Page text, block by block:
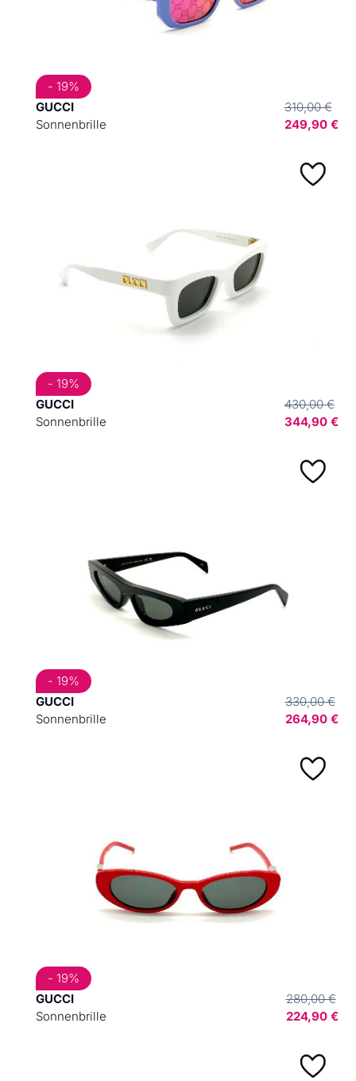
GUCCI
Sonnenbrille
310,00 €
249,90 €
- 19%
GUCCI
Sonnenbrille
430,00 €
344,90 €
- 19%
GUCCI
Sonnenbrille
330,00 €
264,90 €
- 19%
GUCCI
Sonnenbrille
280,00 €
224,90 €
- 19%